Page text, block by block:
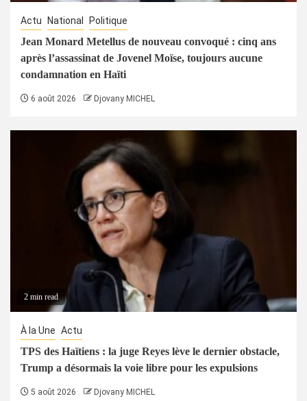
Actu National Politique
Jean Monard Metellus de nouveau convoqué : cinq ans
après l’assassinat de Jovenel Moïse, toujours aucune
condamnation en Haïti
6 août 2026 Djovany MICHEL
2 min read
À la Une Actu
TPS des Haïtiens : la juge Reyes lève le dernier obstacle,
Trump a désormais la voie libre pour les expulsions
5 août 2026 Djovany MICHEL